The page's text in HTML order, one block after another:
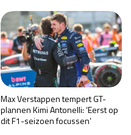
Max Verstappen tempert GT-
plannen Kimi Antonelli: ‘Eerst op
dit F1-seizoen focussen’